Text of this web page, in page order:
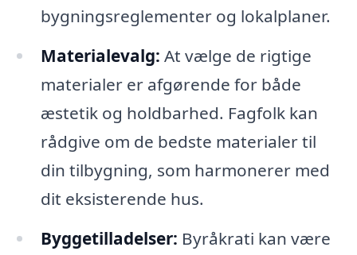
bygningsreglementer og lokalplaner.
Materialevalg: At vælge de rigtige
materialer er afgørende for både
æstetik og holdbarhed. Fagfolk kan
rådgive om de bedste materialer til
din tilbygning, som harmonerer med
dit eksisterende hus.
Byggetilladelser: Byråkrati kan være